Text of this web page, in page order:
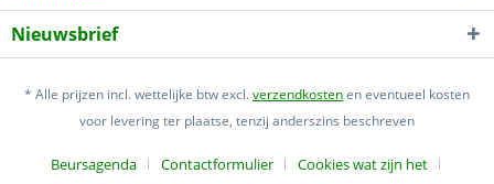
Nieuwsbrief
* Alle prijzen incl. wettelijke btw excl.verzendkostenen eventueel kosten
voor levering ter plaatse, tenzij anderszins beschreven
Beursagenda Contactformulier
Cookies wat zijn het